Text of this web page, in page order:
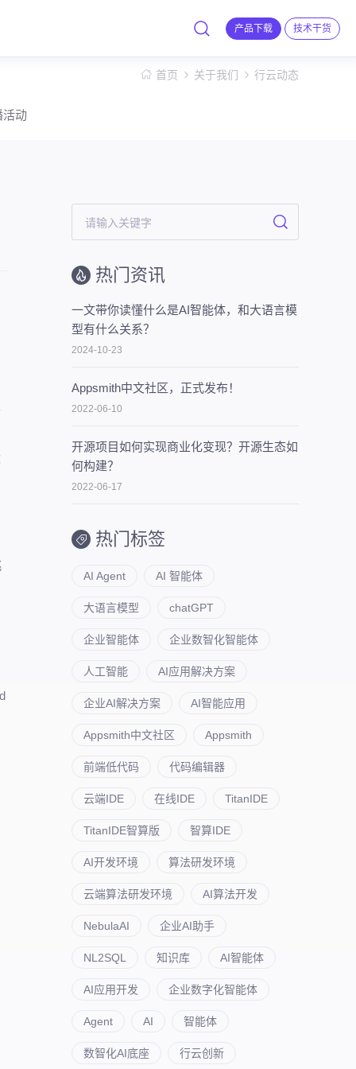
产品下载 技术干货
首页 关于我们 行云动态
活动
热门资讯
一文带你读懂什么是AI智能体，和大语言模
型有什么关系？
2024-10-23
Appsmith中文社区，正式发布！
2022-06-10
开源项目如何实现商业化变现？开源生态如
何构建？
2022-06-17
热门标签
AI Agent AI 智能体
大语言模型 chatGPT
企业智能体 企业数智化智能体
人工智能 AI应用解决方案
企业AI解决方案 AI智能应用
Appsmith中文社区 Appsmith
前端低代码 代码编辑器
云端IDE 在线IDE TitanIDE
TitanIDE智算版 智算IDE
AI开发环境 算法研发环境
云端算法研发环境 AI算法开发
NebulaAI 企业AI助手
NL2SQL 知识库 AI智能体
AI应用开发 企业数字化智能体
Agent AI 智能体
数智化AI底座 行云创新